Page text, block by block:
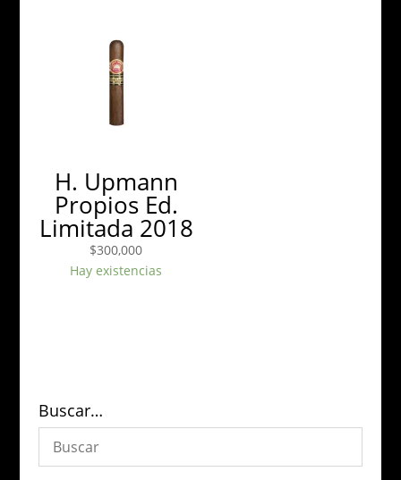
H. Upmann
Propios Ed.
Limitada 2018
$300,000
Hay existencias
Buscar…